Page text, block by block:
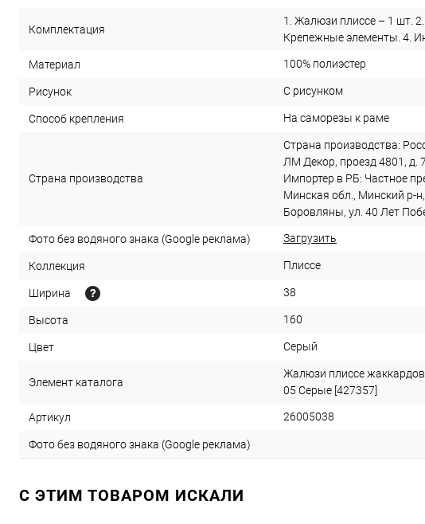
Комплектация
1. Жалюзи плиссе – 1 шт.
Крепежные элементы. 4.
Материал 100% полиэстер
Рисунок С рисунком
Способ крепления На саморезы к раме
Страна производства
Страна производства:
ЛМ Декор, проезд 4801, д.
Импортер в РБ: Частное
Минская обл., Минский р-
Боровляны, ул. 40 Лет
Фото без водяного знака (Google реклама) Загрузить
Коллекция Плиссе
Ширина 38
Высота 160
Цвет Серый
Элемент каталога
Жалюзи плиссе
05 Серые [427357]
Артикул 26005038
Фото без водяного знака (Google реклама)
C ЭТИМ ТОВАРОМ ИСКАЛИ